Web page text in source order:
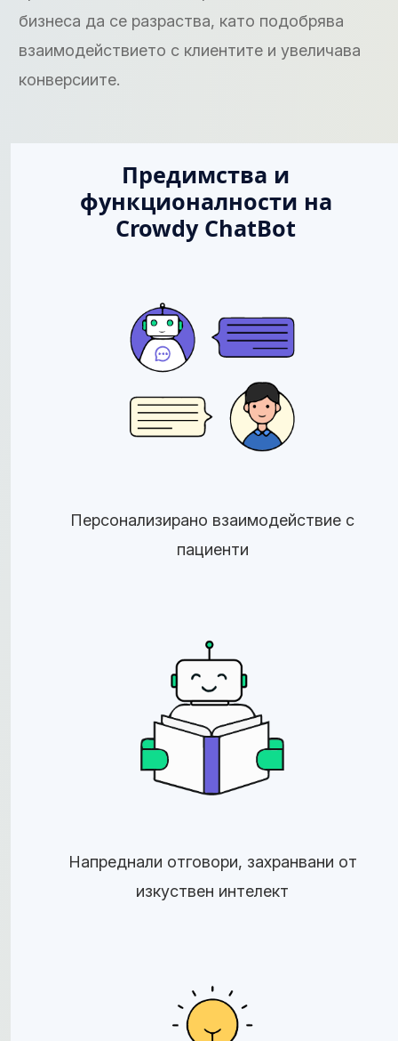
бизнеса да се разраства, като подобрява
взаимодействието с клиентите и увеличава
конверсиите.
Предимства и
функционалности на
Crowdy ChatBot
Персонализирано взаимодействие с
пациенти
Напреднали отговори, захранвани от
изкуствен интелект